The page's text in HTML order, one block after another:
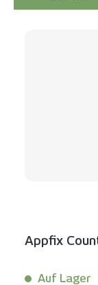
Appfix
Auf Lager